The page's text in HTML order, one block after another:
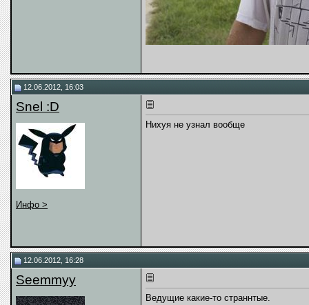
12.06.2012, 16:03
Snel :D
Инфо >
Нихуя не узнал вообще
12.06.2012, 16:28
Seemmyy
Ведущие какие-то страннтые.